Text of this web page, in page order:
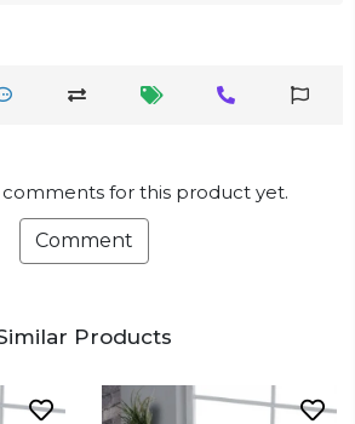
for this product yet.
Comment
Products